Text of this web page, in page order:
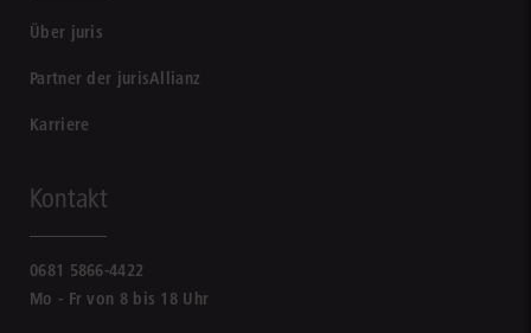
Über juris
Partner der jurisAllianz
Karriere
Kontakt
0681 5866-4422
Mo - Fr von 8 bis 18 Uhr